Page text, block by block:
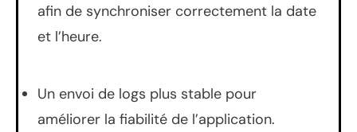
afin de synchroniser correctement la date
et l’heure.
Un envoi de logs plus stable pour
améliorer la fiabilité de l’application.